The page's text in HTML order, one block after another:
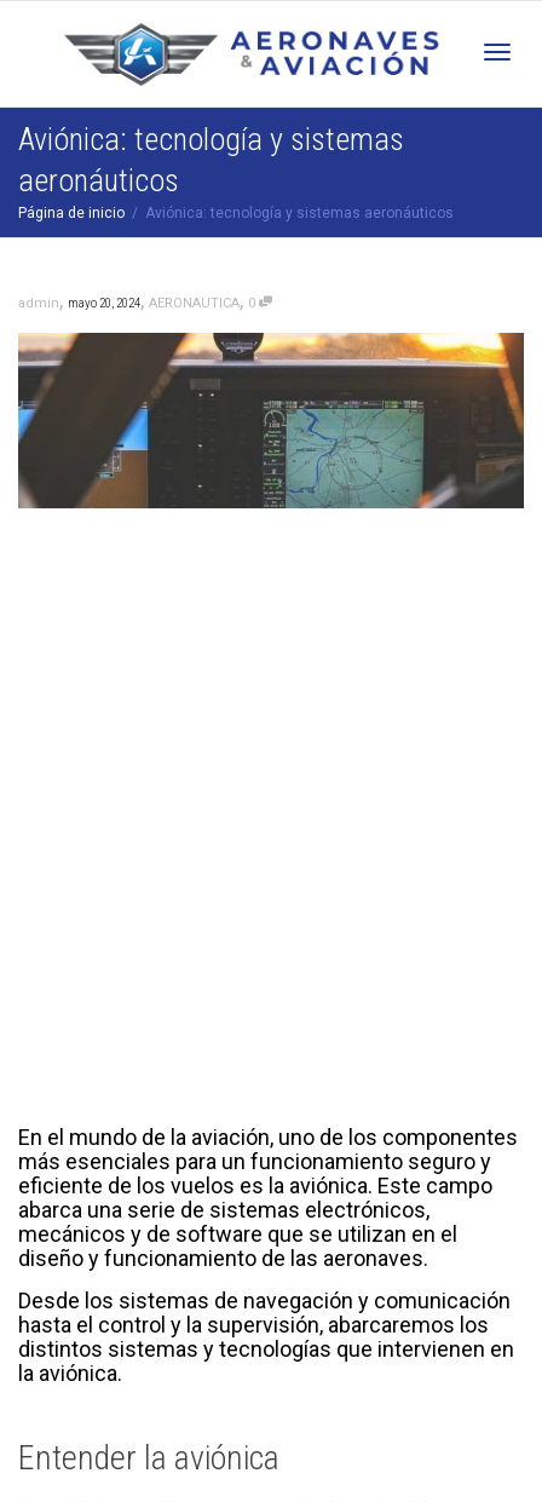
Aviónica: tecnología y sistemas
aeronáuticos
Página de inicio Aviónica: tecnología y sistemas aeronáuticos
admin, mayo 20, 2024, AERONAUTICA, 0
En el mundo de la aviación, uno de los componentes
más esenciales para un funcionamiento seguro y
eficiente de los vuelos es la aviónica. Este campo
abarca una serie de sistemas electrónicos,
mecánicos y de software que se utilizan en el
diseño y funcionamiento de las aeronaves.
Desde los sistemas de navegación y comunicación
hasta el control y la supervisión, abarcaremos los
distintos sistemas y tecnologías que intervienen en
la aviónica.
Entender la aviónica